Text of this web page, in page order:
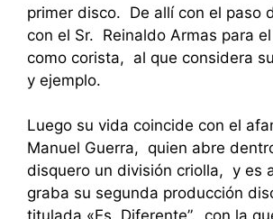
primer disco. De allí con el paso
con el Sr. Reinaldo Armas para
como corista, al que considera
y ejemplo.
Luego su vida coincide con el
Manuel Guerra, quien abre
disquero un división criolla, y es
graba su segunda producción